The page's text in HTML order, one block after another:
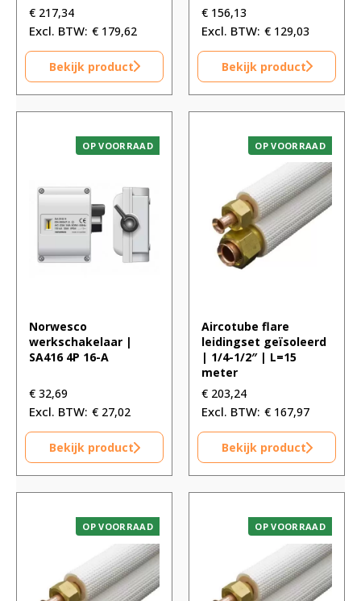
€ 217,34
€ 179,62
Bekijk product
€ 156,13
€ 129,03
Bekijk product
OP VOORRAAD
Norwesco
werkschakelaar |
SA416 4P 16-A
€ 32,69
€ 27,02
Bekijk product
OP VOORRAAD
Aircotube flare
leidingset geïsoleerd
| 1/4-1/2″ | L=15
meter
€ 203,24
€ 167,97
Bekijk product
OP VOORRAAD OP VOORRAAD